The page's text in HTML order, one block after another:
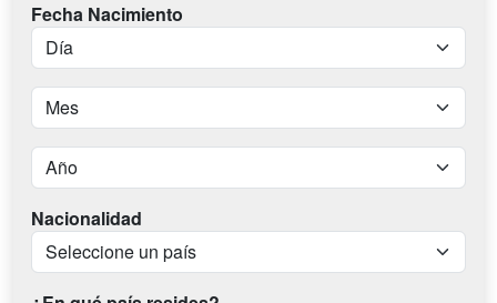
Fecha Nacimiento
Nacionalidad